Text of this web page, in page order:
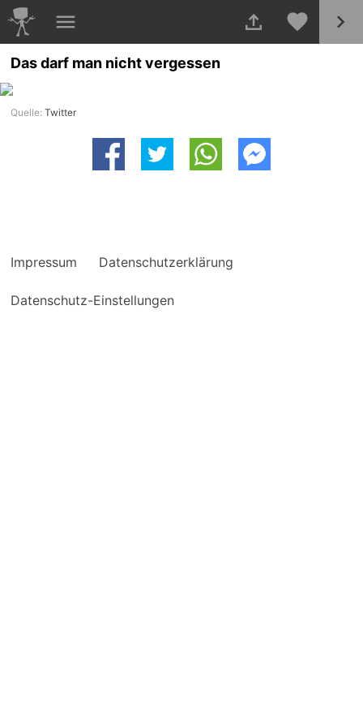
Das darf man nicht vergessen
Quelle:Twitter
Impressum Datenschutzerklärung
Datenschutz-Einstellungen